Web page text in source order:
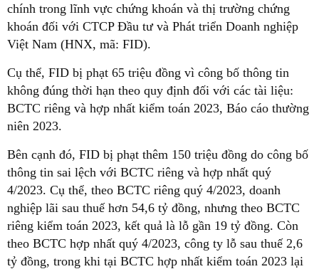
chính trong lĩnh vực chứng khoán và thị trường chứng
khoán đối với CTCP Đầu tư và Phát triển Doanh nghiệp
Việt Nam (HNX, mã: FID).
Cụ thể, FID bị phạt 65 triệu đồng vì công bố thông tin
không đúng thời hạn theo quy định đối với các tài liệu:
BCTC riêng và hợp nhất kiểm toán 2023, Báo cáo thường
niên 2023.
Bên cạnh đó, FID bị phạt thêm 150 triệu đồng do công bố
thông tin sai lệch với BCTC riêng và hợp nhất quý
4/2023. Cụ thể, theo BCTC riêng quý 4/2023, doanh
nghiệp lãi sau thuế hơn 54,6 tỷ đồng, nhưng theo BCTC
riêng kiểm toán 2023, kết quả là lỗ gần 19 tỷ đồng. Còn
theo BCTC hợp nhất quý 4/2023, công ty lỗ sau thuế 2,6
tỷ đồng, trong khi tại BCTC hợp nhất kiểm toán 2023 lại